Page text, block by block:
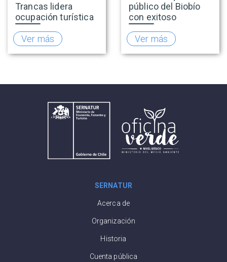
Trancas lidera
ocupación turística
nacional durante
vacaciones de
invierno y proyecta
una positiva
Ver más
público del Biobío
con exitoso
lanzamiento de la
temporada de
invierno 2026
Ver más
SERNATUR
Acerca de
Organización
Historia
Cuenta pública